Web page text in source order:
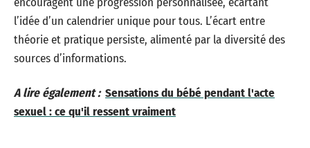
l’idée d’un calendrier unique pour tous. L’écart entre
théorie et pratique persiste, alimenté par la diversité des
sources d’informations.
A lire également : Sensations du bébé pendant l'acte
sexuel : ce qu'il ressent vraiment